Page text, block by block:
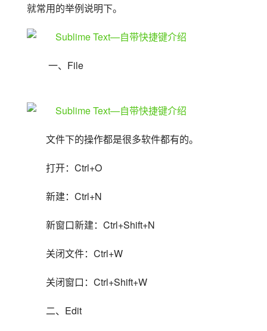
就常用的举例说明下。
一、File
文件下的操作都是很多软件都有的。
打开：Ctrl+O
新建：Ctrl+N
新窗口新建：Ctrl+Shift+N
关闭文件：Ctrl+W
关闭窗口：Ctrl+Shift+W
二、Edit